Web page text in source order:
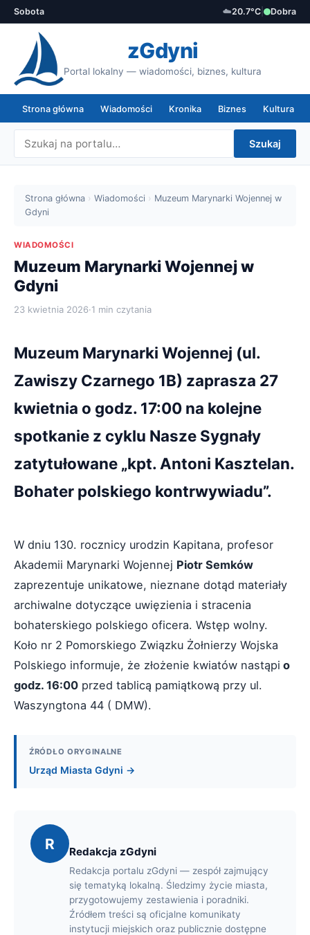
Sobota ☁️20.7°C Dobra
zGdyni
Portal lokalny — wiadomości, biznes, kultura
Strona główna Wiadomości Kronika Biznes Kultura
Szukaj
Strona główna › Wiadomości › Muzeum Marynarki Wojennej w
Gdyni
WIADOMOŚCI
Muzeum Marynarki Wojennej w
Gdyni
23 kwietnia 2026·1 min czytania
Muzeum Marynarki Wojennej (ul.
Zawiszy Czarnego 1B) zaprasza 27
kwietnia o godz. 17:00 na kolejne
spotkanie z cyklu Nasze Sygnały
zatytułowane „kpt. Antoni Kasztelan.
Bohater polskiego kontrwywiadu”.
W dniu 130. rocznicy urodzin Kapitana, profesor
Akademii Marynarki Wojennej Piotr Semków
zaprezentuje unikatowe, nieznane dotąd materiały
archiwalne dotyczące uwięzienia i stracenia
bohaterskiego polskiego oficera. Wstęp wolny.
Koło nr 2 Pomorskiego Związku Żołnierzy Wojska
Polskiego informuje, że złożenie kwiatów nastąpi o
godz. 16:00 przed tablicą pamiątkową przy ul.
Waszyngtona 44 ( DMW).
ŹRÓDŁO ORYGINALNE
Urząd Miasta Gdyni →
R Redakcja zGdyni
Redakcja portalu zGdyni — zespół zajmujący
się tematyką lokalną. Śledzimy życie miasta,
przygotowujemy zestawienia i poradniki.
Źródłem treści są oficjalne komunikaty
instytucji miejskich oraz publicznie dostępne